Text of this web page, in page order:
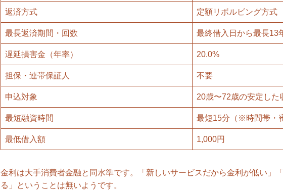
返済方式 定額リボルビング方式
最長返済期間・回数 最終借入日から最長13
遅延損害金（年率） 20.0%
担保・連帯保証人 不要
申込対象 20歳〜72歳の安定した
最短融資時間 最短15分（※時間帯・
最低借入額 1,000円
金利は大手消費者金融と同水準です。「新しいサービスだから金利が低い」
る」ということは無いようです。